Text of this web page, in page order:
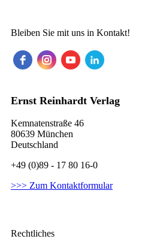
Bleiben Sie mit uns in Kontakt!
Ernst Reinhardt Verlag
Kemnatenstraße 46
80639 München
Deutschland
+49 (0)89 - 17 80 16-0
>>> Zum Kontaktformular
Rechtliches